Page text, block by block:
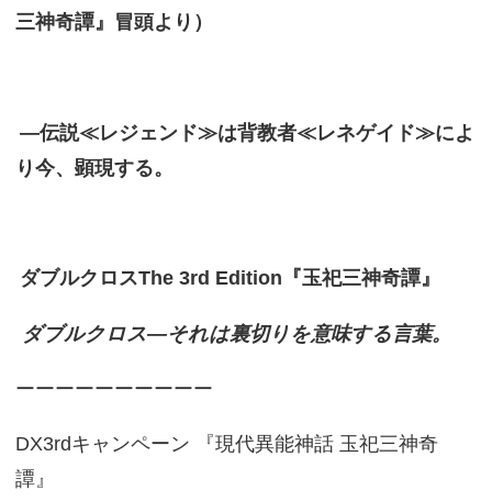
三神奇譚』冒頭より）
―伝説≪レジェンド≫は背教者≪レネゲイド≫によ
り今、顕現する。
ダブルクロスThe 3rd Edition『玉祀三神奇譚』
ダブルクロス―それは裏切りを意味する言葉。
ーーーーーーーーーー
DX3rdキャンペーン 『現代異能神話 玉祀三神奇
譚』